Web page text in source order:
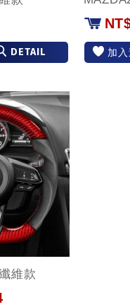
DETAIL 加
維款